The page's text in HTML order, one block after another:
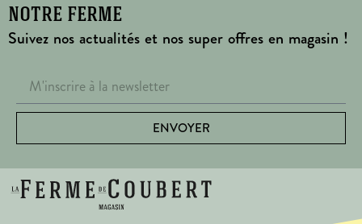
notre ferme
Suivez nos actualités et nos super offres en magasin !
ENVOYER